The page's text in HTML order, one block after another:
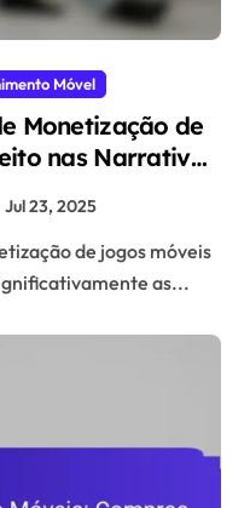
Móvel
Monetização de
nas Narrativas
Jul 23, 2025
as...